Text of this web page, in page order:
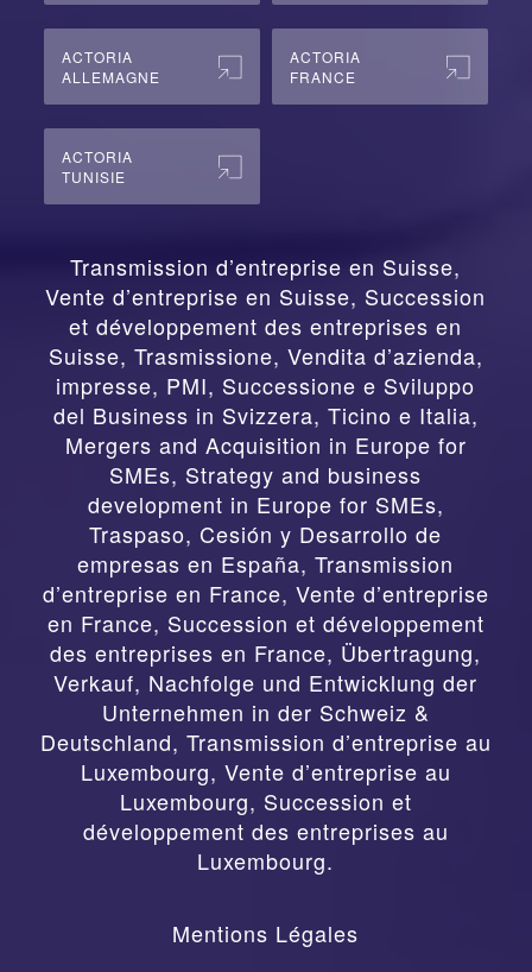
ACTORIA
ALLEMAGNE
ACTORIA
FRANCE
ACTORIA
TUNISIE
Transmission d’entreprise en Suisse,
Vente d’entreprise en Suisse, Succession
et développement des entreprises en
Suisse, Trasmissione, Vendita d’azienda,
impresse, PMI, Successione e Sviluppo
del Business in Svizzera, Ticino e Italia,
Mergers and Acquisition in Europe for
SMEs, Strategy and business
development in Europe for SMEs,
Traspaso, Cesión y Desarrollo de
empresas en España,Transmission
d’entreprise en France, Vente d’entreprise
en France, Succession et développement
des entreprises en France, Übertragung,
Verkauf, Nachfolge und Entwicklung der
Unternehmen in der Schweiz &
Deutschland, Transmission d’entreprise au
Luxembourg, Vente d’entreprise au
Luxembourg, Succession et
développement des entreprises au
Luxembourg.
Mentions Légales